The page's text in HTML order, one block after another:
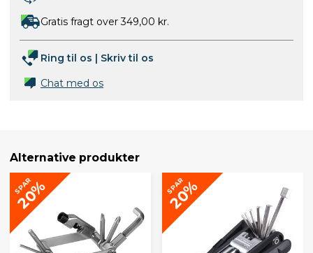
Gratis fragt over 349,00 kr.
Ring til os | Skriv til os
Chat med os
Alternative produkter
SPAR
20% SPAR
20%